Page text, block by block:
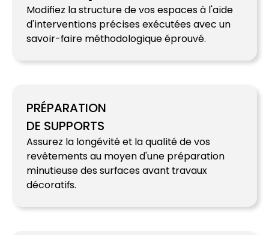
Modifiez la structure de vos espaces à l'aide
d'interventions précises exécutées avec un
savoir-faire méthodologique éprouvé.
PRÉPARATION
DE SUPPORTS
Assurez la longévité et la qualité de vos
revêtements au moyen d'une préparation
minutieuse des surfaces avant travaux
décoratifs.